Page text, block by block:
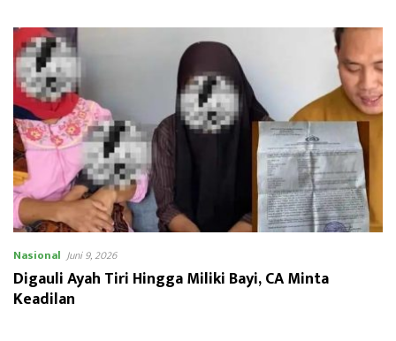
Nasional Juni 9, 2026
Digauli Ayah Tiri Hingga Miliki Bayi, CA Minta
Keadilan